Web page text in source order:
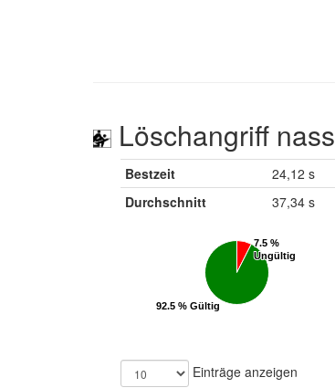
Löschangriff nass
Bestzeit
24,12 s
Durchschnitt
37,34 s
7.5 %
Ungültig
7.5 %
Ungültig
92.5 % Gültig
92.5 % Gültig
Einträge anzeigen